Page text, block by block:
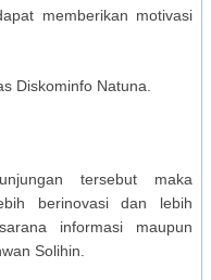
memberikan motivasi
Diskominfo Natuna.
tersebut maka
berinovasi dan lebih
informasi maupun
Solihin.